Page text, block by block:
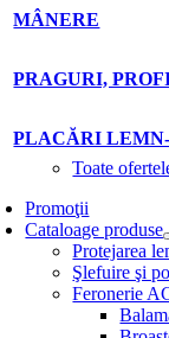
MÂNERE
PRAGURI,
PLACĂRI
Toate
Promoţii
Cataloage produse
Protejarea
Şlefuire şi
Feronerie